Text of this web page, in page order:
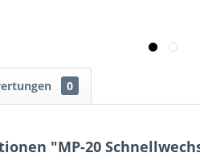
0
"MP-20